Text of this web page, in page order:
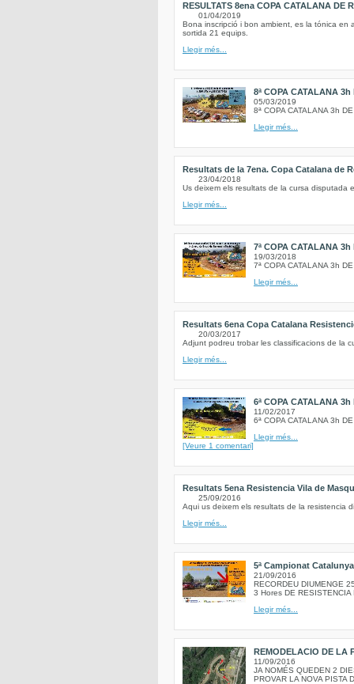
RESULTATS 8ena COPA CATALANA DE
01/04/2019
Bona inscripció i bon ambient, es la tónica en
sortida 21 equips.
Llegir més...
8ª COPA CATALANA
05/03/2019
8ª COPA CATALANA 3h
Llegir més...
Resultats de la 7ena. Copa Catalana de
23/04/2018
Us deixem els resultats de la cursa disputada
Llegir més...
7ª COPA CATALANA
19/03/2018
7ª COPA CATALANA 3h
Llegir més...
Resultats 6ena Copa Catalana
20/03/2017
Adjunt podreu trobar les classificacions de la
Llegir més...
6ª COPA CATALANA
11/02/2017
6ª COPA CATALANA 3h
Llegir més...
[Veure 1 comentari]
Resultats 5ena Resistencia Vila de
25/09/2016
Aqui us deixem els resultats de la resistencia
Llegir més...
5ª Campionat
21/09/2016
RECORDEU DIUMENGE
3 Hores DE RESISTENCIA
Llegir més...
REMODELACIO DE LA
11/09/2016
JA NOMÉS QUEDEN 2
PROVAR LA NOVA PISTA